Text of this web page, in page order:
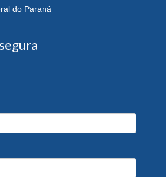
do Paraná